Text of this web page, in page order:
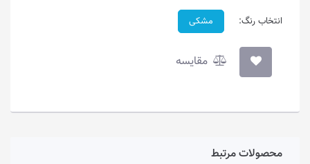
انتخاب رنگ: مشکی
مقایسه
محصولات مرتبط